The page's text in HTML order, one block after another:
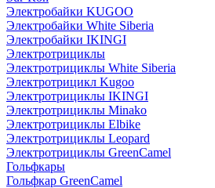
Электробайки KUGOO
Электробайки White Siberia
Электробайки IKINGI
Электротрициклы
Электротрициклы White Siberia
Электротрицикл Kugoo
Электротрициклы IKINGI
Электротрициклы Minako
Электротрициклы Elbike
Электротрициклы Leopard
Электротрициклы GreenCamel
Гольфкары
Гольфкар GreenCamel